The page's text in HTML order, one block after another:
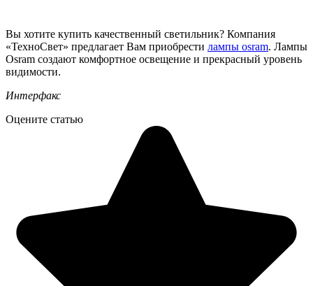
Вы хотите купить качественный светильник? Компания
«ТехноСвет» предлагает Вам приобрести лампы osram. Лампы
Osram создают комфортное освещение и прекрасный уровень
видимости.
Интерфакс
Оцените статью